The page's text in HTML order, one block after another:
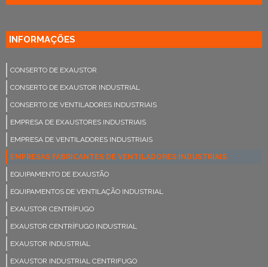
INFORMAÇÕES
CONSERTO DE EXAUSTOR
CONSERTO DE EXAUSTOR INDUSTRIAL
CONSERTO DE VENTILADORES INDUSTRIAIS
EMPRESA DE EXAUSTORES INDUSTRIAIS
EMPRESA DE VENTILADORES INDUSTRIAIS
EMPRESAS FABRICANTES DE VENTILADORES INDUSTRIAIS
EQUIPAMENTO DE EXAUSTÃO
EQUIPAMENTOS DE VENTILAÇÃO INDUSTRIAL
EXAUSTOR CENTRÍFUGO
EXAUSTOR CENTRÍFUGO INDUSTRIAL
EXAUSTOR INDUSTRIAL
EXAUSTOR INDUSTRIAL CENTRIFUGO